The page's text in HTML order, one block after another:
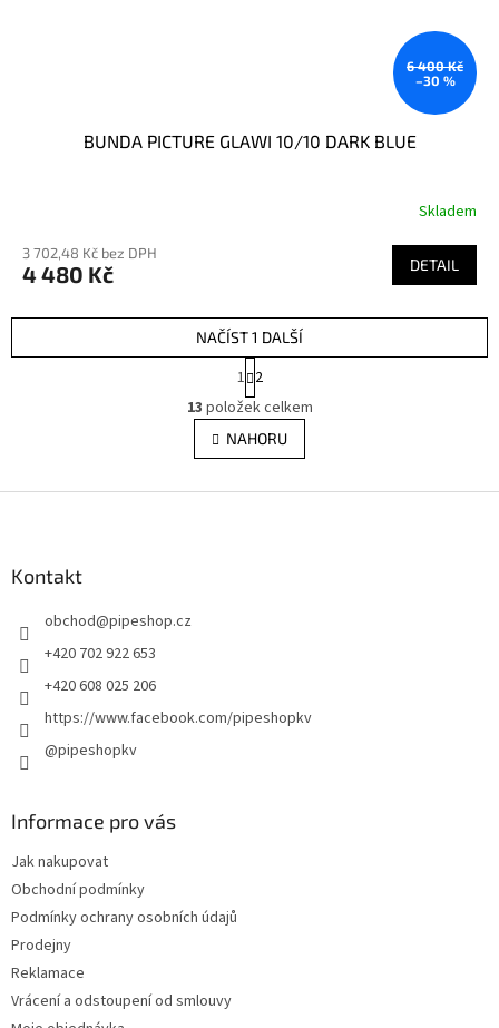
6 400 Kč
–30 %
BUNDA PICTURE GLAWI 10/10 DARK BLUE
Skladem
3 702,48 Kč bez DPH
4 480 Kč DETAIL
O
v
l
á
p
NAČÍST 1 DALŠÍ
S
t
r
á
n
k
v
1 2
13 položek celkem
NAHORU
Kontakt
obchod@pipeshop.cz
+420 702 922 653
+420 608 025 206
https://www.facebook.com/pipeshopkv
@pipeshopkv
Informace pro vás
Jak nakupovat
Obchodní podmínky
Podmínky ochrany osobních údajů
Prodejny
Reklamace
Vrácení a odstoupení od smlouvy